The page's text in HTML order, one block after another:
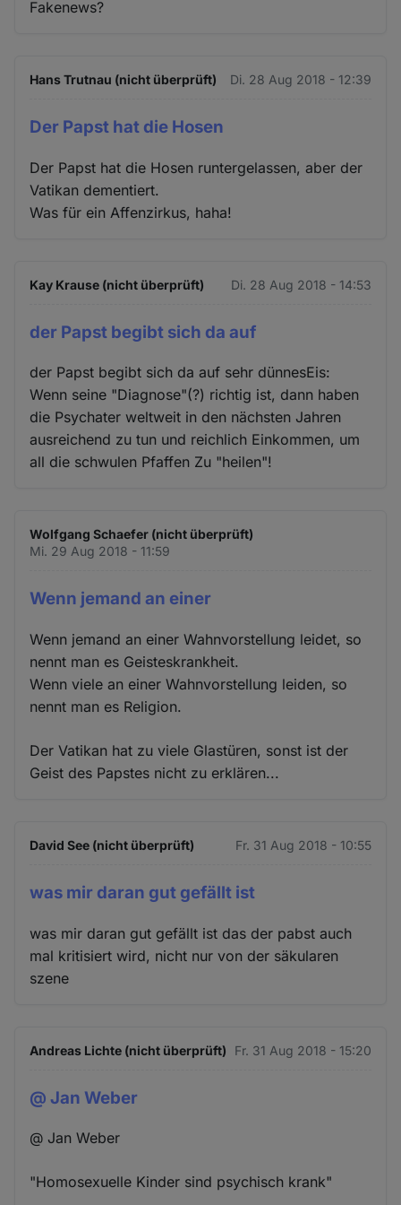
Fakenews?
Hans Trutnau (nicht überprüft) Di. 28 Aug 2018 - 12:39
Der Papst hat die Hosen
Der Papst hat die Hosen runtergelassen, aber der
Vatikan dementiert.
Was für ein Affenzirkus, haha!
Kay Krause (nicht überprüft) Di. 28 Aug 2018 - 14:53
der Papst begibt sich da auf
der Papst begibt sich da auf sehr dünnesEis:
Wenn seine "Diagnose"(?) richtig ist, dann haben
die Psychater weltweit in den nächsten Jahren
ausreichend zu tun und reichlich Einkommen, um
all die schwulen Pfaffen Zu "heilen"!
Wolfgang Schaefer (nicht überprüft)
Mi. 29 Aug 2018 - 11:59
Wenn jemand an einer
Wenn jemand an einer Wahnvorstellung leidet, so
nennt man es Geisteskrankheit.
Wenn viele an einer Wahnvorstellung leiden, so
nennt man es Religion.
Der Vatikan hat zu viele Glastüren, sonst ist der
Geist des Papstes nicht zu erklären...
David See (nicht überprüft) Fr. 31 Aug 2018 - 10:55
was mir daran gut gefällt ist
was mir daran gut gefällt ist das der pabst auch
mal kritisiert wird, nicht nur von der säkularen
szene
Andreas Lichte (nicht überprüft) Fr. 31 Aug 2018 - 15:20
@ Jan Weber
@ Jan Weber
"Homosexuelle Kinder sind psychisch krank"